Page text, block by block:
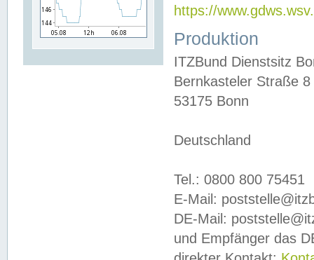
https://
Produktion
ITZBund Dienstsitz
Bernkasteler Straße 8
53175 Bonn
Deutschland
Tel.: 0800 800 75451
E-Mail:
DE-Mail:
und Empfänger das